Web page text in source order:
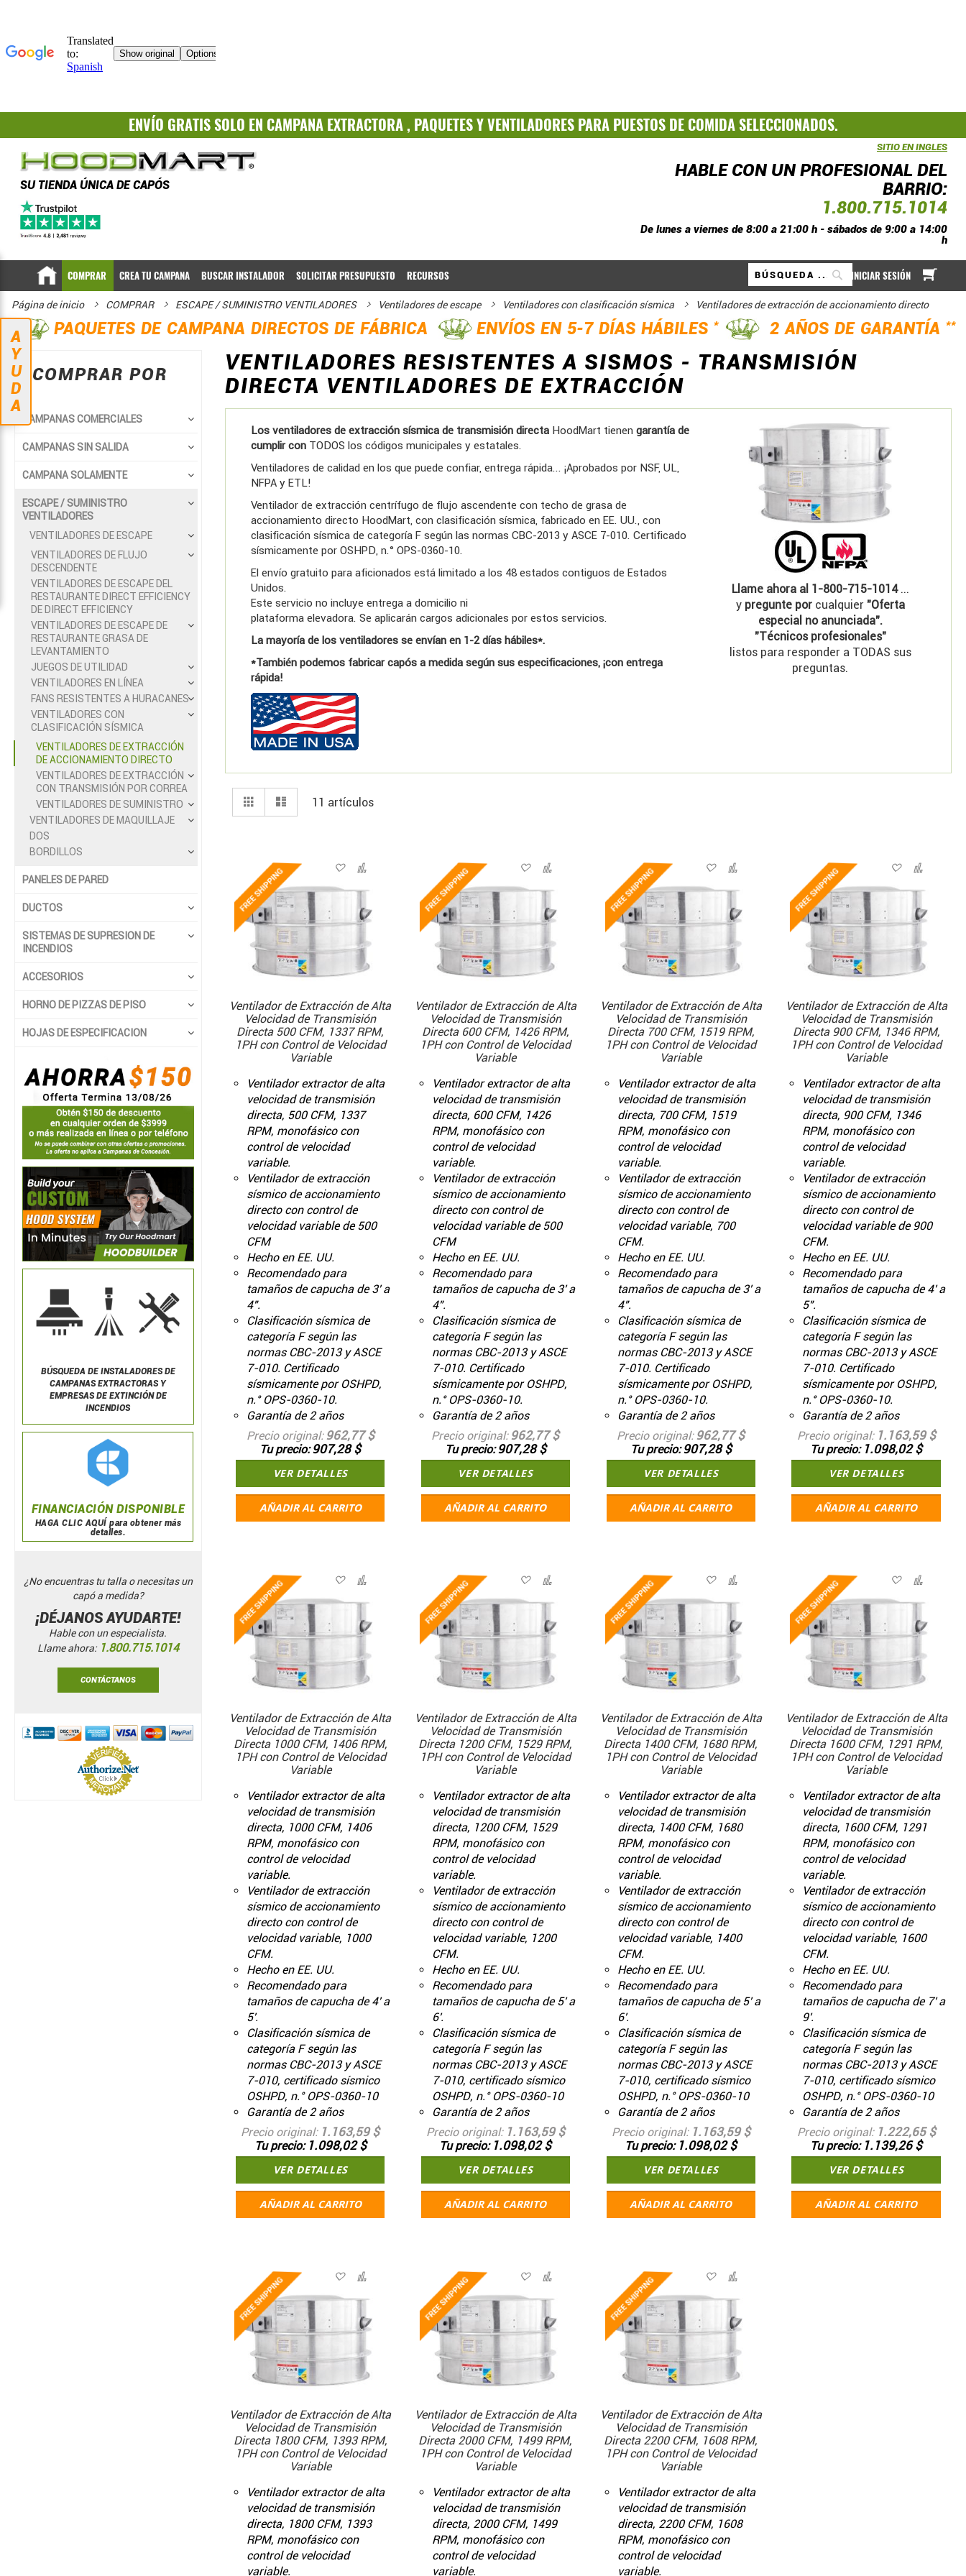
ENVÍO GRATISSOLO EN CAMPANAEXTRACTORA , PAQUETESYVENTILADORES PARA PUESTOS DE COMIDA SELECCIONADOS.
SU TIENDA ÚNICA DE CAPÓS
SITIO EN INGLES
HABLE CON UN PROFESIONAL DEL
BARRIO:
1.800.715.1014
De lunes a viernes de 8:00 a 21:00 h - sábados de 9:00 a 14:00
h
Buscar
A mi
COMPRAR CREA TU CAMPANA BUSCAR INSTALADOR SOLICITAR PRESUPUESTO RECURSOS INICIAR SESIÓN
Página de inicio COMPRAR ESCAPE / SUMINISTRO VENTILADORES Ventiladores de escape Ventiladores con clasificación sísmica Ventiladores de extracción de accionamiento directo
PAQUETES DE CAMPANA DIRECTOS DE FÁBRICA ENVÍOS EN 5-7 DÍAS HÁBILES * 2 AÑOS DE GARANTÍA **
VENTILADORES RESISTENTES A SISMOS - TRANSMISIÓN
DIRECTA VENTILADORES DE EXTRACCIÓN
Llame ahora al 1-800-715-1014...
y pregunte porcualquier "Oferta
especial no anunciada".
"Técnicos profesionales"
listos para responder a TODAS sus
preguntas.
Los ventiladores de extracción sísmica de transmisión directaHoodMart tienen garantía de
cumplir conTODOS los códigos municipales y estatales.
Ventiladores de calidad en los que puede confiar, entrega rápida... ¡Aprobados por NSF, UL,
NFPA y ETL!
Ventilador de extracción centrífugo de flujo ascendente con techo de grasa de
accionamiento directo HoodMart, con clasificación sísmica, fabricado en EE. UU., con
clasificación sísmica de categoría F según las normas CBC-2013 y ASCE 7-010. Certificado
sísmicamente por OSHPD, n.° OPS-0360-10.
El envío gratuito para aficionados está limitado a los 48 estados contiguos de Estados
Unidos.
Este servicio no incluye entrega a domicilio ni
plataforma elevadora. Se aplicarán cargos adicionales por estos servicios.
La mayoría de los ventiladores se envían en 1-2 días hábiles*.
*También podemos fabricar capós a medida según sus especificaciones, ¡con entrega
rápida!
Ver
como
Parrilla Lista11 artículos
Ventilador de Extracción de Alta
Velocidad de Transmisión
Directa 500 CFM, 1337 RPM,
1PH con Control de Velocidad
Variable
Ventilador extractor de alta
velocidad de transmisión
directa, 500 CFM, 1337
RPM, monofásico con
control de velocidad
variable.
Ventilador de extracción
sísmico de accionamiento
directo con control de
velocidad variable de 500
CFM
Hecho en EE. UU.
Recomendado para
tamaños de capucha de 3' a
4".
Clasificación sísmica de
categoría F según las
normas CBC-2013 y ASCE
7-010. Certificado
sísmicamente por OSHPD,
n.° OPS-0360-10.
Garantía de 2 años
Precio original 962,77 $
Tu precio 907,28 $
VER DETALLES
AÑADIR AL CARRITO
Ventilador de Extracción de Alta
Velocidad de Transmisión
Directa 600 CFM, 1426 RPM,
1PH con Control de Velocidad
Variable
Ventilador extractor de alta
velocidad de transmisión
directa, 600 CFM, 1426
RPM, monofásico con
control de velocidad
variable.
Ventilador de extracción
sísmico de accionamiento
directo con control de
velocidad variable de 500
CFM
Hecho en EE. UU.
Recomendado para
tamaños de capucha de 3' a
4".
Clasificación sísmica de
categoría F según las
normas CBC-2013 y ASCE
7-010. Certificado
sísmicamente por OSHPD,
n.° OPS-0360-10.
Garantía de 2 años
Precio original 962,77 $
Tu precio 907,28 $
VER DETALLES
AÑADIR AL CARRITO
Ventilador de Extracción de Alta
Velocidad de Transmisión
Directa 700 CFM, 1519 RPM,
1PH con Control de Velocidad
Variable
Ventilador extractor de alta
velocidad de transmisión
directa, 700 CFM, 1519
RPM, monofásico con
control de velocidad
variable.
Ventilador de extracción
sísmico de accionamiento
directo con control de
velocidad variable, 700
CFM.
Hecho en EE. UU.
Recomendado para
tamaños de capucha de 3' a
4".
Clasificación sísmica de
categoría F según las
normas CBC-2013 y ASCE
7-010. Certificado
sísmicamente por OSHPD,
n.° OPS-0360-10.
Garantía de 2 años
Precio original 962,77 $
Tu precio 907,28 $
VER DETALLES
AÑADIR AL CARRITO
Ventilador de Extracción de Alta
Velocidad de Transmisión
Directa 900 CFM, 1346 RPM,
1PH con Control de Velocidad
Variable
Ventilador extractor de alta
velocidad de transmisión
directa, 900 CFM, 1346
RPM, monofásico con
control de velocidad
variable.
Ventilador de extracción
sísmico de accionamiento
directo con control de
velocidad variable de 900
CFM.
Hecho en EE. UU.
Recomendado para
tamaños de capucha de 4' a
5".
Clasificación sísmica de
categoría F según las
normas CBC-2013 y ASCE
7-010. Certificado
sísmicamente por OSHPD,
n.° OPS-0360-10.
Garantía de 2 años
Precio original 1.163,59 $
Tu precio 1.098,02 $
VER DETALLES
AÑADIR AL CARRITO
Ventilador de Extracción de Alta
Velocidad de Transmisión
Directa 1000 CFM, 1406 RPM,
1PH con Control de Velocidad
Variable
Ventilador extractor de alta
velocidad de transmisión
directa, 1000 CFM, 1406
RPM, monofásico con
control de velocidad
variable.
Ventilador de extracción
sísmico de accionamiento
directo con control de
velocidad variable, 1000
CFM.
Hecho en EE. UU.
Recomendado para
tamaños de capucha de 4' a
5'.
Clasificación sísmica de
categoría F según las
normas CBC-2013 y ASCE
7-010, certificado sísmico
OSHPD, n.° OPS-0360-10
Garantía de 2 años
Precio original 1.163,59 $
Tu precio 1.098,02 $
VER DETALLES
AÑADIR AL CARRITO
Ventilador de Extracción de Alta
Velocidad de Transmisión
Directa 1200 CFM, 1529 RPM,
1PH con Control de Velocidad
Variable
Ventilador extractor de alta
velocidad de transmisión
directa, 1200 CFM, 1529
RPM, monofásico con
control de velocidad
variable.
Ventilador de extracción
sísmico de accionamiento
directo con control de
velocidad variable, 1200
CFM.
Hecho en EE. UU.
Recomendado para
tamaños de capucha de 5' a
6'.
Clasificación sísmica de
categoría F según las
normas CBC-2013 y ASCE
7-010, certificado sísmico
OSHPD, n.° OPS-0360-10
Garantía de 2 años
Precio original 1.163,59 $
Tu precio 1.098,02 $
VER DETALLES
AÑADIR AL CARRITO
Ventilador de Extracción de Alta
Velocidad de Transmisión
Directa 1400 CFM, 1680 RPM,
1PH con Control de Velocidad
Variable
Ventilador extractor de alta
velocidad de transmisión
directa, 1400 CFM, 1680
RPM, monofásico con
control de velocidad
variable.
Ventilador de extracción
sísmico de accionamiento
directo con control de
velocidad variable, 1400
CFM.
Hecho en EE. UU.
Recomendado para
tamaños de capucha de 5' a
6'.
Clasificación sísmica de
categoría F según las
normas CBC-2013 y ASCE
7-010, certificado sísmico
OSHPD, n.° OPS-0360-10
Garantía de 2 años
Precio original 1.163,59 $
Tu precio 1.098,02 $
VER DETALLES
AÑADIR AL CARRITO
Ventilador de Extracción de Alta
Velocidad de Transmisión
Directa 1600 CFM, 1291 RPM,
1PH con Control de Velocidad
Variable
Ventilador extractor de alta
velocidad de transmisión
directa, 1600 CFM, 1291
RPM, monofásico con
control de velocidad
variable.
Ventilador de extracción
sísmico de accionamiento
directo con control de
velocidad variable, 1600
CFM.
Hecho en EE. UU.
Recomendado para
tamaños de capucha de 7' a
9'.
Clasificación sísmica de
categoría F según las
normas CBC-2013 y ASCE
7-010, certificado sísmico
OSHPD, n.° OPS-0360-10
Garantía de 2 años
Precio original 1.222,65 $
Tu precio 1.139,26 $
VER DETALLES
AÑADIR AL CARRITO
Ventilador de Extracción de Alta
Velocidad de Transmisión
Directa 1800 CFM, 1393 RPM,
1PH con Control de Velocidad
Variable
Ventilador extractor de alta
velocidad de transmisión
directa, 1800 CFM, 1393
RPM, monofásico con
control de velocidad
variable.
Ventilador de Extracción de Alta
Velocidad de Transmisión
Directa 2000 CFM, 1499 RPM,
1PH con Control de Velocidad
Variable
Ventilador extractor de alta
velocidad de transmisión
directa, 2000 CFM, 1499
RPM, monofásico con
control de velocidad
variable.
Ventilador de Extracción de Alta
Velocidad de Transmisión
Directa 2200 CFM, 1608 RPM,
1PH con Control de Velocidad
Variable
Ventilador extractor de alta
velocidad de transmisión
directa, 2200 CFM, 1608
RPM, monofásico con
control de velocidad
variable.
COMPRAR POR
CAMPANAS COMERCIALES
CAMPANAS SIN SALIDA
CAMPANA SOLAMENTE
ESCAPE / SUMINISTRO
VENTILADORES
VENTILADORES DE ESCAPE
VENTILADORES DE FLUJO
DESCENDENTE
VENTILADORES DE ESCAPE DEL
RESTAURANTE DIRECT EFFICIENCY
DE DIRECT EFFICIENCY
VENTILADORES DE ESCAPE DE
RESTAURANTE GRASA DE
LEVANTAMIENTO
JUEGOS DE UTILIDAD
VENTILADORES EN LÍNEA
FANS RESISTENTES A HURACANES
VENTILADORES CON
CLASIFICACIÓN SÍSMICA
VENTILADORES DE EXTRACCIÓN
DE ACCIONAMIENTO DIRECTO
VENTILADORES DE EXTRACCIÓN
CON TRANSMISIÓN POR CORREA
VENTILADORES DE SUMINISTRO
VENTILADORES DE MAQUILLAJE
DOS
BORDILLOS
PANELES DE PARED
DUCTOS
SISTEMAS DE SUPRESION DE
INCENDIOS
ACCESORIOS
HORNO DE PIZZAS DE PISO
HOJAS DE ESPECIFICACION
BÚSQUEDA DE INSTALADORES DE
CAMPANAS EXTRACTORAS Y
EMPRESAS DE EXTINCIÓN DE
INCENDIOS
FINANCIACIÓN DISPONIBLE
HAGA CLIC AQUÍ para obtener más
detalles.
¿No encuentras tu talla o necesitas un
capó a medida?
¡DÉJANOS AYUDARTE!
Hable con un especialista.
Llame ahora: 1.800.715.1014
CONTÁCTANOS
A
Y
U
D
A